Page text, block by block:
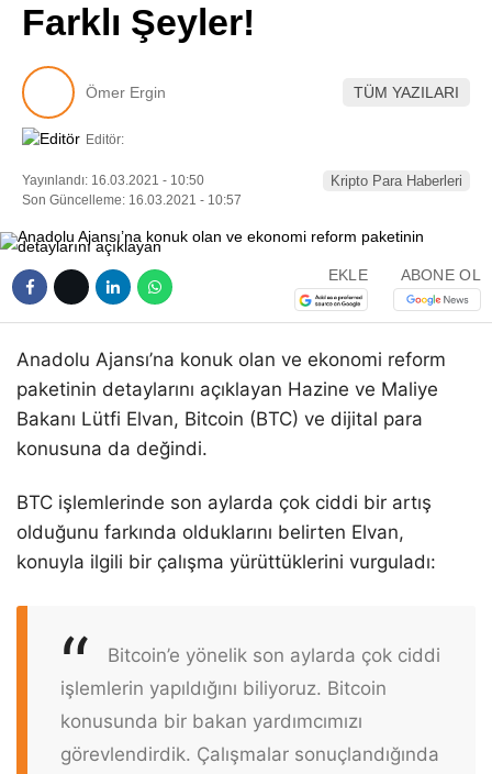
Farklı Şeyler!
Ömer Ergin TÜM YAZILARI
Editör:
Yayınlandı: 16.03.2021 - 10:50
Son Güncelleme: 16.03.2021 - 10:57
Kripto Para Haberleri
EKLE ABONE OL
Anadolu Ajansı’na konuk olan ve ekonomi reform
paketinin detaylarını açıklayan Hazine ve Maliye
Bakanı Lütfi Elvan, Bitcoin (BTC) ve dijital para
konusuna da değindi.
BTC işlemlerinde son aylarda çok ciddi bir artış
olduğunu farkında olduklarını belirten Elvan,
konuyla ilgili bir çalışma yürüttüklerini vurguladı:
Bitcoin’e yönelik son aylarda çok ciddi
işlemlerin yapıldığını biliyoruz. Bitcoin
konusunda bir bakan yardımcımızı
görevlendirdik. Çalışmalar sonuçlandığında